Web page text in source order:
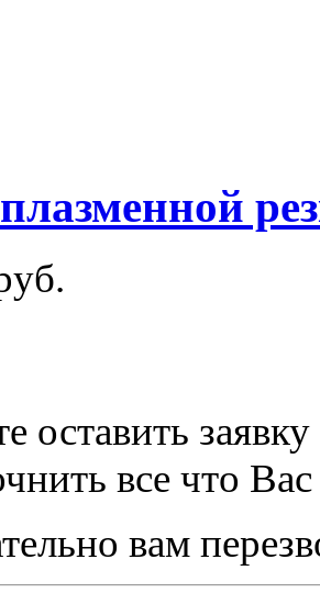
оставить
все что Вас
вам